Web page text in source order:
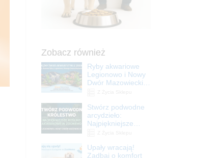
Zobacz również
Ryby akwariowe
Legionowo i Nowy
Dwór Mazowiecki –
Stwórz podwodne
arcydzieło:
Najpiękniejsze
Legionowo i Nowy
Dwór Mazowiecki
Upały wracają!
Zadbaj o komfort